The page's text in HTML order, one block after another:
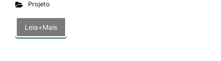
Projeto
Leia+Mais